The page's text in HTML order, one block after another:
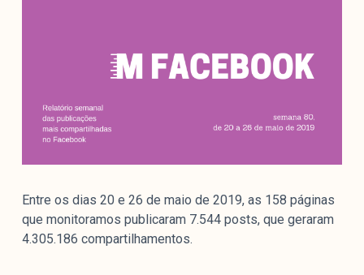
Institucional
Nossa História
Equipe
Na Mídia
Entre os dias 20 e 26 de maio de 2019, as 158 páginas
que monitoramos publicaram 7.544 posts, que geraram
4.305.186 compartilhamentos.